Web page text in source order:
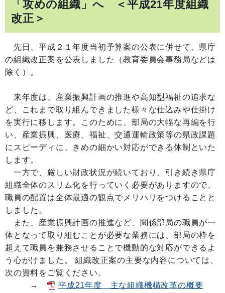
「攻めの組織」へ ＜平成21年度組織
改正＞
先日、平成２１年度当初予算案の公表に併せて、県庁
の組織改正案を公表しました（教育委員会事務局などは
除く）。
来年度は、産業振興計画の推進や高知型福祉の追求な
ど、これまで取り組んできました様々な仕込みや仕掛け
を実行に移します。このために、部局の大幅な再編を行
い、産業振興、医療、福祉、交通運輸政策等の県政課題
にスピーディに、きめの細かい対応ができる体制といた
します。
一方で、厳しい財政状況が続いており、引き続き県庁
組織全体のスリム化を行っていく必要がありますので、
職員の配置は全体最適の観点でメリハリをつけることと
しました。
また、産業振興計画の推進など、関係部局の職員が一
体となって取り組むことが必要な業務には、部局の枠を
超えて職員を兼務させることで機動的な対応ができるよ
う心がけました。 組織改正案の主要な内容については、
次の資料をご覧ください。
→
平成21年度 主な組織機構改革の概要